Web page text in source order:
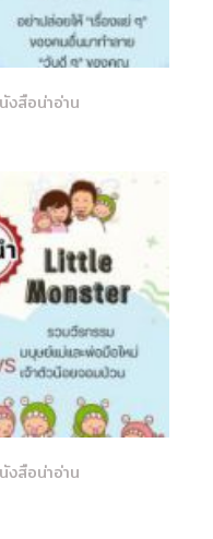
งสือน่าอ่าน
งสือน่าอ่าน